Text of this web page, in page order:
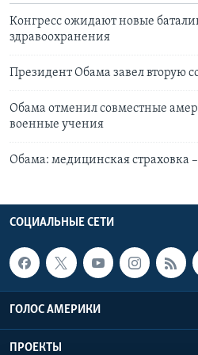
Конгресс ожидают новые
здравоохранения
Президент Обама завел вторую
Обама отменил совместные
военные учения
Обама: медицинская страховка
СОЦИАЛЬНЫЕ СЕТИ
ГОЛОС АМЕРИКИ
ПРОЕКТЫ